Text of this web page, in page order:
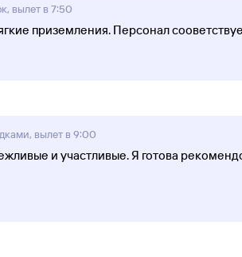
вылет в 7:50
приземления. Персонал
вылет в 9:00
и участливые. Я готова